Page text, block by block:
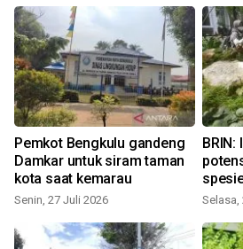
Pemkot Bengkulu gandeng
Damkar untuk siram taman
kota saat kemarau
Senin, 27 Juli 2026 Selasa,